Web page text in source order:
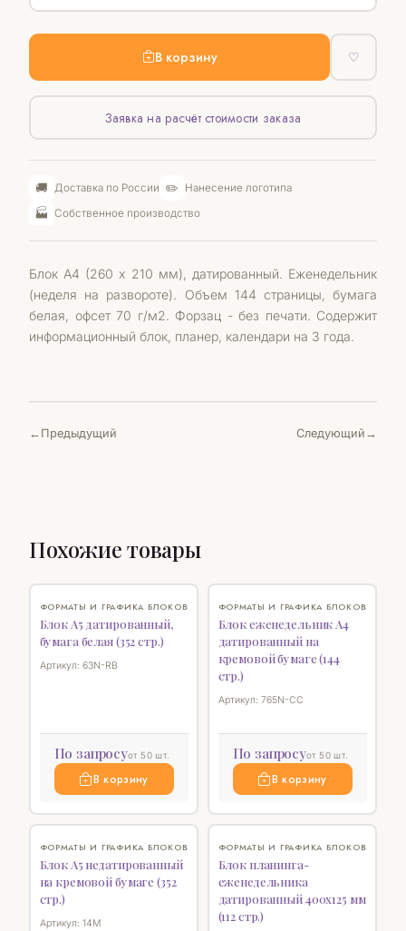
В корзину ♡
Заявка на расчёт стоимости заказа
🚚 Доставка по России ✏️ Нанесение логотипа
🏭 Собственное производство
Блок А4 (260 х 210 мм), датированный. Еженедельник
(неделя на развороте). Объем 144 страницы, бумага
белая, офсет 70 г/м2. Форзац - без печати. Содержит
информационный блок, планер, календари на 3 года.
Предыдущий Следующий
Похожие товары
♡
ФОРМАТЫ И ГРАФИКА БЛОКОВ
Блок А5 датированный,
бумага белая (352 стр.)
Артикул: 63N-RB
По запросуот 50 шт.
В корзину
♡
ФОРМАТЫ И ГРАФИКА БЛОКОВ
Блок еженедельник А4
датированный на
кремовой бумаге (144
стр.)
Артикул: 765N-CC
По запросуот 50 шт.
В корзину
♡
ФОРМАТЫ И ГРАФИКА БЛОКОВ
Блок А5 недатированный
на кремовой бумаге (352
стр.)
Артикул: 14M
♡
ФОРМАТЫ И ГРАФИКА БЛОКОВ
Блок планинга-
еженедельника
датированный 400х125 мм
(112 стр.)